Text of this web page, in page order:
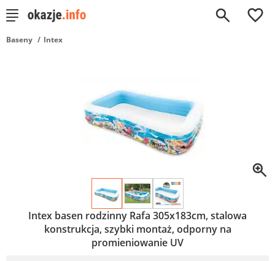
0
Baseny Intex
Intex basen rodzinny Rafa 305x183cm, stalowa
konstrukcja, szybki montaż, odporny na
promieniowanie UV